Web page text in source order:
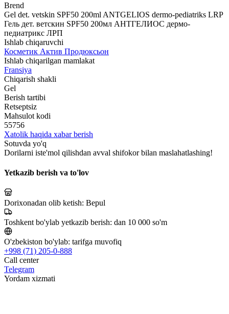
Brend
Gel det. vetskin SPF50 200ml ANTGЕLIOS dermo-pediatriks LRP
Гель дет. ветскин SPF50 200мл АНТГЕЛИОС дермо-
педиатрикс ЛРП
Ishlab chiqaruvchi
Косметик Актив Продюксьон
Ishlab chiqarilgan mamlakat
Fransiya
Chiqarish shakli
Gel
Berish tartibi
Retseptsiz
Mahsulot kodi
55756
Xatolik haqida xabar berish
Sotuvda yo'q
Dorilarni iste'mol qilishdan avval shifokor bilan maslahatlashing!
Yetkazib berish va to'lov
Dorixonadan olib ketish: Bepul
Toshkent bo'ylab yetkazib berish: dan 10 000 so'm
O'zbekiston bo'ylab: tarifga muvofiq
+998 (71) 205-0-888
Call center
Telegram
Yordam xizmati